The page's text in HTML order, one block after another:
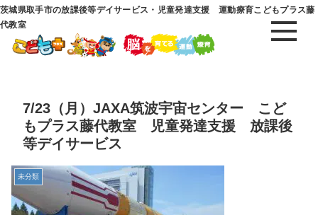
茨城県取手市の放課後等デイサービス・児童発達支援 運動療育こどもプラス藤
代教室
7/23（月）JAXA筑波宇宙センター こど
もプラス藤代教室 児童発達支援 放課後
等デイサービス
未分類